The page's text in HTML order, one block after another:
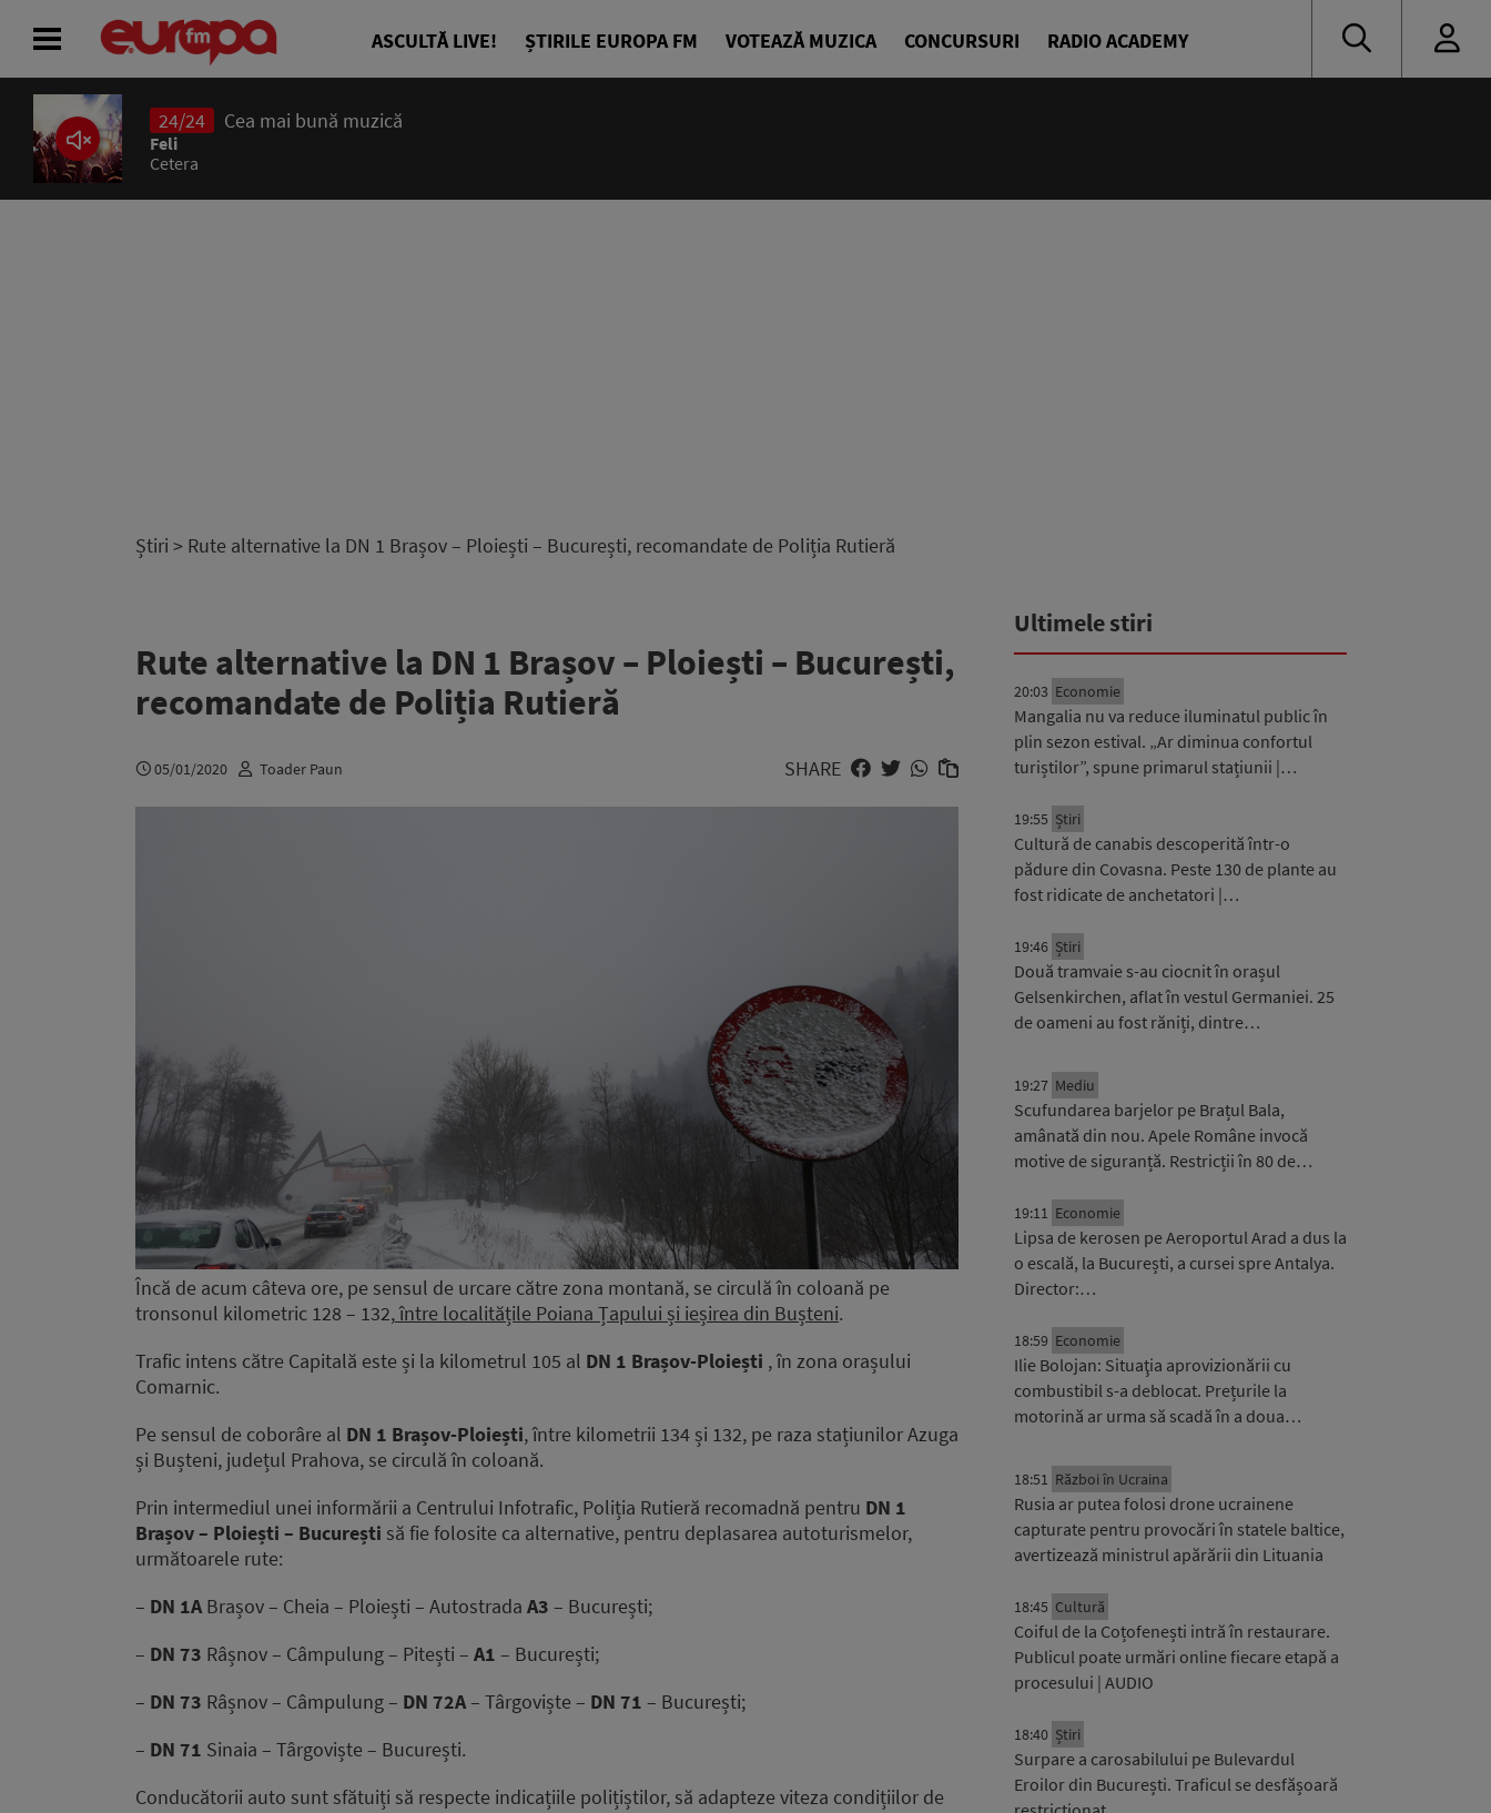
ASCULTĂ LIVE! ȘTIRILE EUROPA FM VOTEAZĂ MUZICA CONCURSURI RADIO ACADEMY
24/24 Cea mai bună muzică
Feli
Cetera
Știri > Rute alternative la DN 1 Brașov – Ploiești – București, recomandate de Poliția Rutieră
Rute alternative la DN 1 Brașov – Ploiești – București,
recomandate de Poliția Rutieră
05/01/2020 Toader Paun SHARE
Încă de acum câteva ore, pe sensul de urcare către zona montană, se circulă în coloană pe
tronsonul kilometric 128 – 132,între localitățile Poiana Țapului și ieșirea din Bușteni.
Trafic intens către Capitală este și la kilometrul 105 al DN 1 Brașov-Ploiești , în zona orașului
Comarnic.
Pe sensul de coborâre al DN 1 Brașov-Ploiești, între kilometrii 134 și 132, pe raza stațiunilor Azuga
și Bușteni, județul Prahova, se circulă în coloană.
Prin intermediul unei informării a Centrului Infotrafic, Poliția Rutieră recomadnă pentru DN 1
Brașov – Ploiești – București să fie folosite ca alternative, pentru deplasarea autoturismelor,
următoarele rute:
– DN 1ABrașov – Cheia – Ploiești – Autostrada A3 – București;
– DN 73 Râșnov – Câmpulung – Pitești – A1 – București;
– DN 73 Râșnov – Câmpulung – DN 72A– Târgoviște – DN 71 – București;
– DN 71 Sinaia – Târgoviște – București.
Conducătorii auto sunt sfătuiți să respecte indicațiile polițiștilor, să adapteze viteza condițiilor de
Ultimele stiri
20:03 Economie
Mangalia nu va reduce iluminatul public în
plin sezon estival. „Ar diminua confortul
turiștilor”, spune primarul stațiunii |…
19:55 Știri
Cultură de canabis descoperită într-o
pădure din Covasna. Peste 130 de plante au
fost ridicate de anchetatori |…
19:46 Știri
Două tramvaie s-au ciocnit în orașul
Gelsenkirchen, aflat în vestul Germaniei. 25
de oameni au fost răniți, dintre…
19:27 Mediu
Scufundarea barjelor pe Brațul Bala,
amânată din nou. Apele Române invocă
motive de siguranță. Restricții în 80 de…
19:11 Economie
Lipsa de kerosen pe Aeroportul Arad a dus la
o escală, la București, a cursei spre Antalya.
Director:…
18:59 Economie
Ilie Bolojan: Situaţia aprovizionării cu
combustibil s-a deblocat. Prețurile la
motorină ar urma să scadă în a doua…
18:51 Război în Ucraina
Rusia ar putea folosi drone ucrainene
capturate pentru provocări în statele baltice,
avertizează ministrul apărării din Lituania
18:45 Cultură
Coiful de la Coțofenești intră în restaurare.
Publicul poate urmări online fiecare etapă a
procesului | AUDIO
18:40 Știri
Surpare a carosabilului pe Bulevardul
Eroilor din București. Traficul se desfășoară
ACASĂ
ȘTIRI